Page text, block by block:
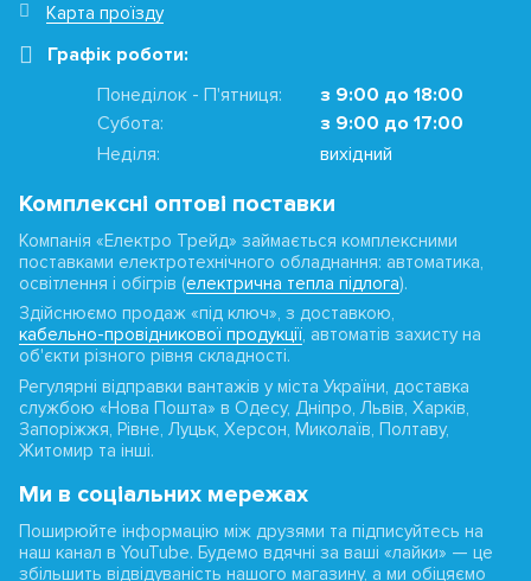
Карта проїзду
Графік роботи:
Понеділок - П'ятниця:
з 9:00 до 18:00
Субота:
з 9:00 до 17:00
Неділя:
вихідний
Комплексні оптові поставки
Компанія «Електро Трейд» займається комплексними
поставками електротехнічного обладнання: автоматика,
освітлення і обігрів (електрична тепла підлога).
Здійснюємо продаж «під ключ», з доставкою,
кабельно-провідникової продукції, автоматів захисту на
об'єкти різного рівня складності.
Регулярні відправки вантажів у міста України, доставка
службою «Нова Пошта» в Одесу, Дніпро, Львів, Харків,
Запоріжжя, Рівне, Луцьк, Херсон, Миколаїв, Полтаву,
Житомир та інші.
Ми в соціальних мережах
Поширюйте інформацію між друзями та підписуйтесь на
наш канал в YouTube. Будемо вдячні за ваші «лайки» — це
збільшить відвідуваність нашого магазину, а ми обіцяємо